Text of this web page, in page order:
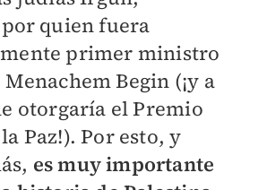
quien fuera
primer ministro
Begin (¡y a
otorgaría el Premio
Paz!). Por esto, y
es muy importante